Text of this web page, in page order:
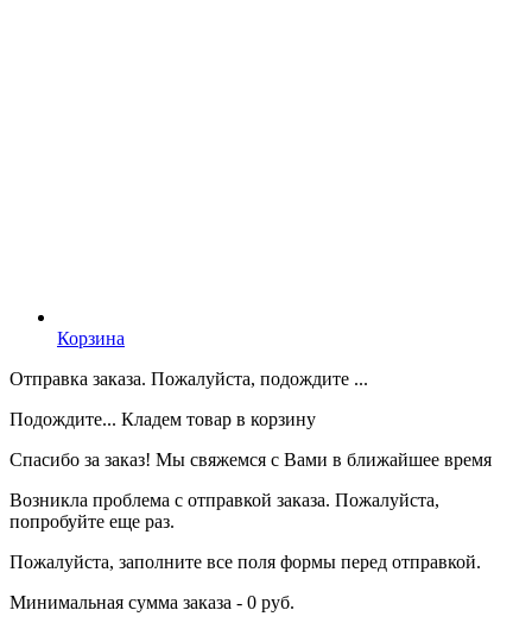
Корзина
Отправка заказа. Пожалуйста, подождите ...
Подождите... Кладем товар в корзину
Спасибо за заказ! Мы свяжемся с Вами в ближайшее время
Возникла проблема с отправкой заказа. Пожалуйста,
попробуйте еще раз.
Пожалуйста, заполните все поля формы перед отправкой.
Минимальная сумма заказа - 0 руб.